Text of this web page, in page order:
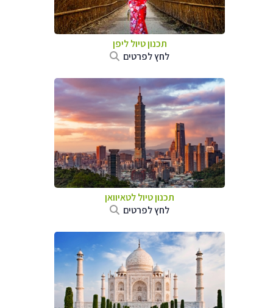
תכנון טיולליפן
לחץ לפרטים
תכנון טיוללטאיוואן
לחץ לפרטים